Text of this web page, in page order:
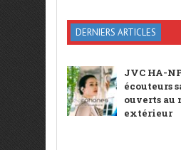
DERNIERS ARTICLES
JVC HA-
écouteurs
ouverts au
extérieur